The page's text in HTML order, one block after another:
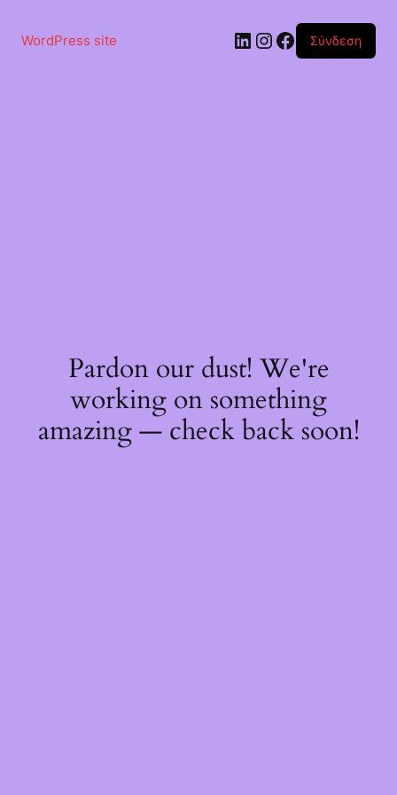
περιεχόμενο
WordPress site Linkedin
Instagram
Facebook
Σύνδεση
Pardon our dust! We're
working on something
amazing — check back soon!